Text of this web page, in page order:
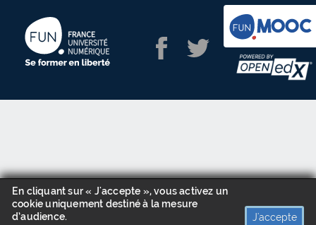
En cliquant sur « J'accepte », vous activez un
cookie uniquement destiné à la mesure
d’audience.
J'accepte